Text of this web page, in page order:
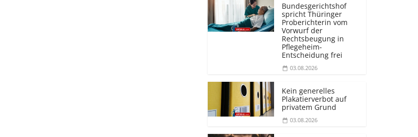
Bundesgerichtshof
spricht Thüringer
Proberichterin vom
Vorwurf der
Rechtsbeugung in
Pflegeheim-
Entscheidung frei
03.08.2026
Kein generelles
Plakatierverbot auf
privatem Grund
03.08.2026